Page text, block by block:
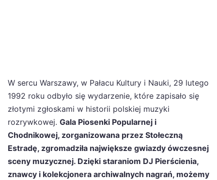
W sercu Warszawy, w Pałacu Kultury i Nauki, 29 lutego
1992 roku odbyło się wydarzenie, które zapisało się
złotymi zgłoskami w historii polskiej muzyki
rozrywkowej. Gala Piosenki Popularnej i
Chodnikowej, zorganizowana przez Stołeczną
Estradę, zgromadziła największe gwiazdy ówczesnej
sceny muzycznej. Dzięki staraniom DJ Pierścienia,
znawcy i kolekcjonera archiwalnych nagrań, możemy